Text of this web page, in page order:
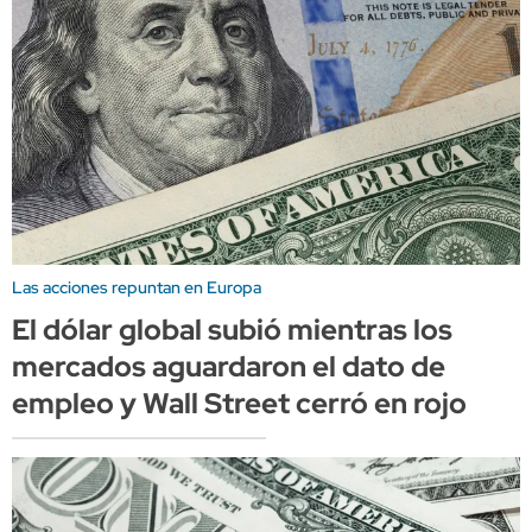
Las acciones repuntan en Europa
El dólar global subió mientras los
mercados aguardaron el dato de
empleo y Wall Street cerró en rojo